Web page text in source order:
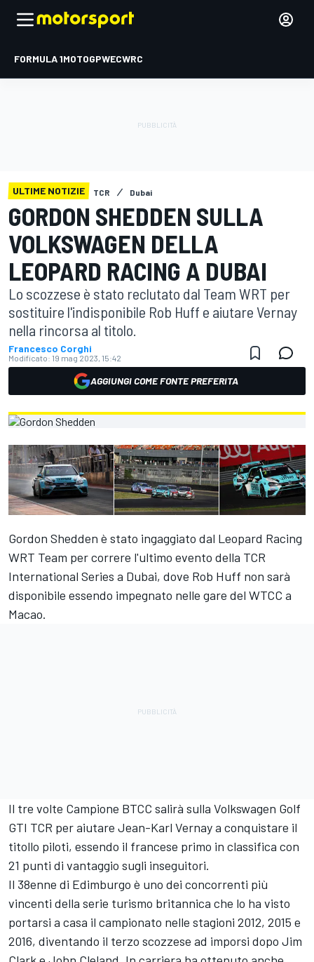
FORMULA 1MOTOGPWECWRC
ULTIME NOTIZIE TCR Dubai
GORDON SHEDDEN SULLA
VOLKSWAGEN DELLA
LEOPARD RACING A DUBAI
Lo scozzese è stato reclutato dal Team WRT per
sostituire l'indisponibile Rob Huff e aiutare Vernay
nella rincorsa al titolo.
Francesco Corghi
Modificato: 19 mag 2023, 15:42
AGGIUNGI COME FONTE PREFERITA
Gordon Shedden è stato ingaggiato dal Leopard Racing
WRT Team per correre l'ultimo evento della TCR
International Series a Dubai, dove Rob Huff non sarà
disponibile essendo impegnato nelle gare del WTCC a
Macao.
Il tre volte Campione BTCC salirà sulla Volkswagen Golf
GTI TCR per aiutare Jean-Karl Vernay a conquistare il
titollo piloti, essendo il francese primo in classifica con
21 punti di vantaggio sugli inseguitori.
Il 38enne di Edimburgo è uno dei concorrenti più
vincenti della serie turismo britannica che lo ha visto
portarsi a casa il campionato nelle stagioni 2012, 2015 e
2016, diventando il terzo scozzese ad imporsi dopo Jim